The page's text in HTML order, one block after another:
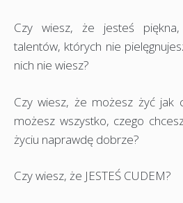
Czy wiesz, że jesteś
talentów, których nie
nich nie wiesz?
Czy wiesz, że możesz żyć jak
możesz wszystko, czego
życiu naprawdę dobrze?
Czy wiesz, że JESTEŚ CUDEM?